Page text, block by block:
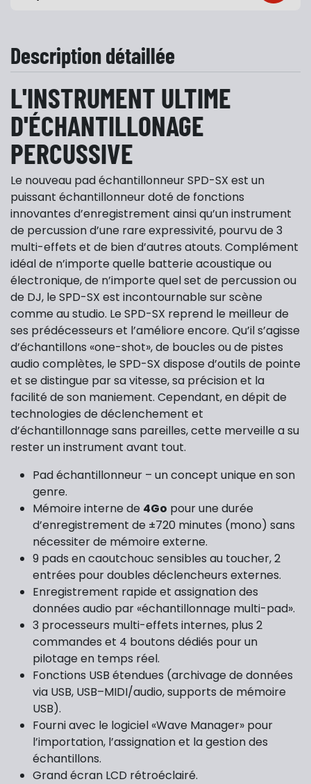
Description détaillée
L'INSTRUMENT ULTIME
D'ÉCHANTILLONAGE
PERCUSSIVE
Le nouveau pad échantillonneur SPD-SX est un
puissant échantillonneur doté de fonctions
innovantes d’enregistrement ainsi qu’un instrument
de percussion d’une rare expressivité, pourvu de 3
multi-effets et de bien d’autres atouts. Complément
idéal de n’importe quelle batterie acoustique ou
électronique, de n’importe quel set de percussion ou
de DJ, le SPD-SX est incontournable sur scène
comme au studio. Le SPD-SX reprend le meilleur de
ses prédécesseurs et l’améliore encore. Qu’il s’agisse
d’échantillons «one-shot», de boucles ou de pistes
audio complètes, le SPD-SX dispose d’outils de pointe
et se distingue par sa vitesse, sa précision et la
facilité de son maniement. Cependant, en dépit de
technologies de déclenchement et
d’échantillonnage sans pareilles, cette merveille a su
rester un instrument avant tout.
Pad échantillonneur – un concept unique en son
genre.
Mémoire interne de 4Go pour une durée
d’enregistrement de ±720 minutes (mono) sans
nécessiter de mémoire externe.
9 pads en caoutchouc sensibles au toucher, 2
entrées pour doubles déclencheurs externes.
Enregistrement rapide et assignation des
données audio par «échantillonnage multi-pad».
3 processeurs multi-effets internes, plus 2
commandes et 4 boutons dédiés pour un
pilotage en temps réel.
Fonctions USB étendues (archivage de données
via USB, USB–MIDI/audio, supports de mémoire
USB).
Fourni avec le logiciel «Wave Manager» pour
l’importation, l’assignation et la gestion des
échantillons.
Grand écran LCD rétroéclairé.